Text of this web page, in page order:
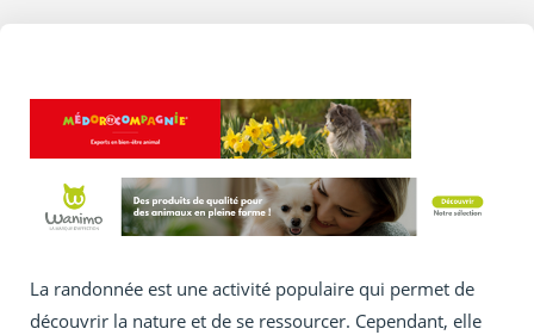
La randonnée est une activité populaire qui permet de
découvrir la nature et de se ressourcer. Cependant, elle